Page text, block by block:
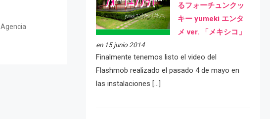
Agencia
るフォーチュンクッ
キー yumeki エンタ
メ ver. 「メキシコ」
en 15 junio 2014
Finalmente tenemos listo el video del
Flashmob realizado el pasado 4 de mayo en
las instalaciones […]